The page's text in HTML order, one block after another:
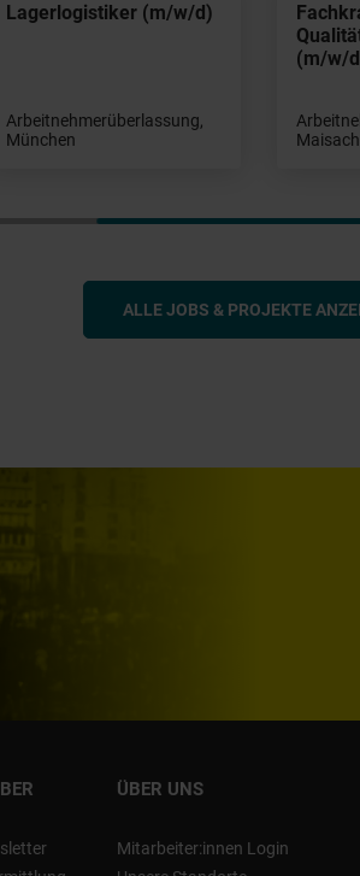
Lagerlogistiker (m/w/d)
Arbeitnehmerüberlassung,
München
(m/w/
Maisach
ALLE JOBS & PROJEKTE
ÜBER UNS
Mitarbeiter:innen Login